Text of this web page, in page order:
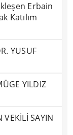
Erbain
Katılım
YUSUF
YILDIZ
VEKİLİ SAYIN